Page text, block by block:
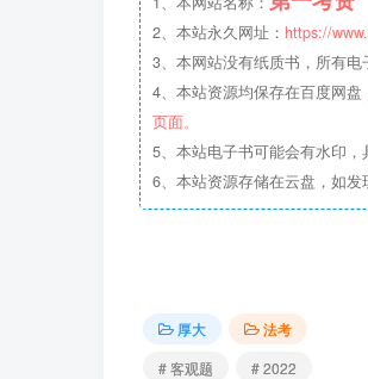
2、本站永久网址： https://
3、本网站没有纸质书，所有电
4、本站资源均保存在百度网盘
页面。
5、本站电子书可能会有水印，
6、本站资源存储在云盘，如发
厚大
法考
# 客观题
# 2022